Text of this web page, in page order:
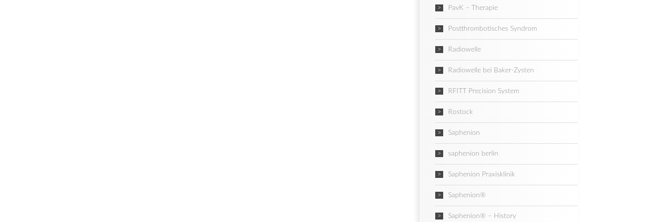
PavK – Therapie
Postthrombotisches Syndrom
Radiowelle
Radiowelle bei Baker-Zysten
RFITT Precision System
Rostock
Saphenion
saphenion berlin
Saphenion Praxisklinik
Saphenion®
Saphenion® – History